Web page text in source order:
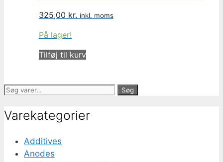
325,00 kr. inkl. moms
På lager!
Tilføj til kurv
Søg
Søg
Varekategorier
Additives
Anodes